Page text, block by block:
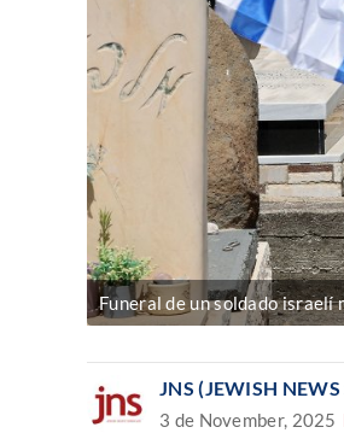
Funeral de un soldado israelí
JNS (JEWISH
3 de November, 2025